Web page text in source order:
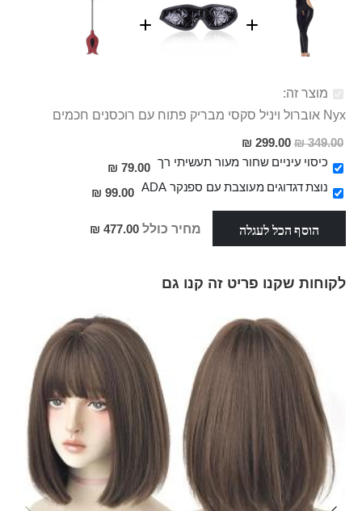
מוצר זה:
Nyx אוברול ויניל סקסי מבריק פתוח עם רוכסנים חכמים
349.00 ₪
מחיר
מבצע
299.00 ₪
כיסוי עיניים שחור מעור תעשיתי רך 79.00 ₪
נוצת דגדוגים מעוצבת עם ספנקר ADA
99.00 ₪
הוסף הכל לעגלה מחיר כולל 477.00 ₪
לקוחות שקנו פריט זה קנו גם